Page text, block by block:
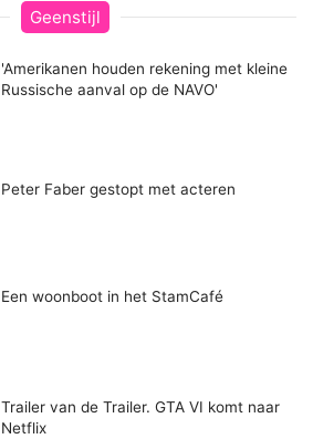
Geenstijl
'Amerikanen houden rekening met kleine
Russische aanval op de NAVO'
Peter Faber gestopt met acteren
Een woonboot in het StamCafé
Trailer van de Trailer. GTA VI komt naar
Netflix